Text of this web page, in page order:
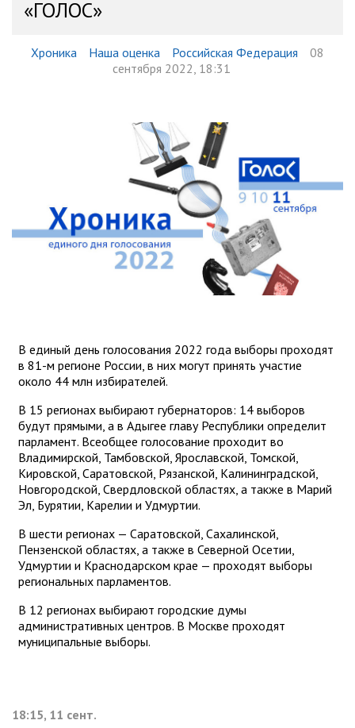
«ГОЛОС»
Хроника Наша оценка Российская Федерация
08
сентября 2022, 18:31
В единый день голосования 2022 года выборы проходят
в 81-м регионе России, в них могут принять участие
около 44 млн избирателей.
В 15 регионах выбирают губернаторов: 14 выборов
будут прямыми, а в Адыгее главу Республики определит
парламент. Всеобщее голосование проходит во
Владимирской, Тамбовской, Ярославской, Томской,
Кировской, Саратовской, Рязанской, Калининградской,
Новгородской, Свердловской областях, а также в Марий
Эл, Бурятии, Карелии и Удмуртии.
В шести регионах — Саратовской, Сахалинской,
Пензенской областях, а также в Северной Осетии,
Удмуртии и Краснодарском крае — проходят выборы
региональных парламентов.
В 12 регионах выбирают городские думы
административных центров. В Москве проходят
муниципальные выборы.
18:15, 11 сент.